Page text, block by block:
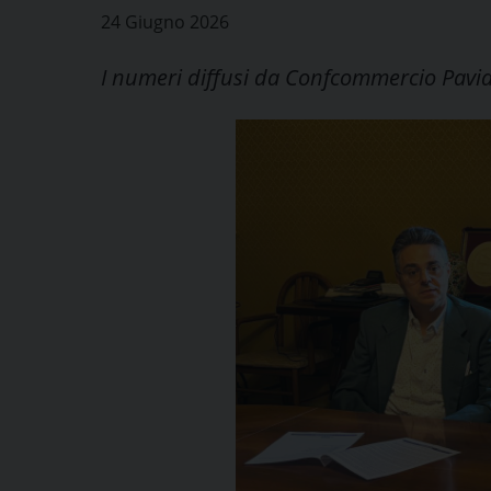
24 Giugno 2026
I numeri diffusi da Confcommercio